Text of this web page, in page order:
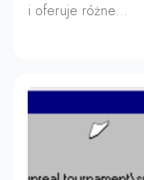
i oferuje różne…